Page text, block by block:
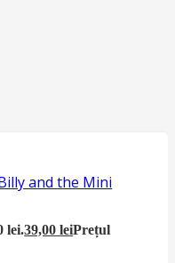
and the Mini
lei.39,00leiPrețul